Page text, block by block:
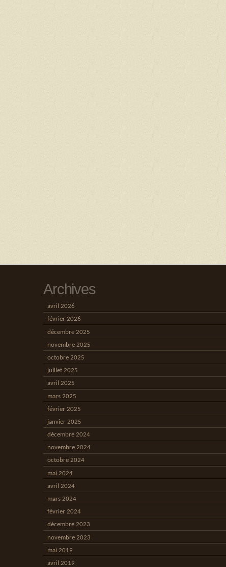
Archives
avril 2026
février 2026
décembre 2025
novembre 2025
octobre 2025
juillet 2025
avril 2025
mars 2025
février 2025
janvier 2025
décembre 2024
novembre 2024
octobre 2024
mai 2024
avril 2024
mars 2024
février 2024
décembre 2023
novembre 2023
mai 2019
avril 2019